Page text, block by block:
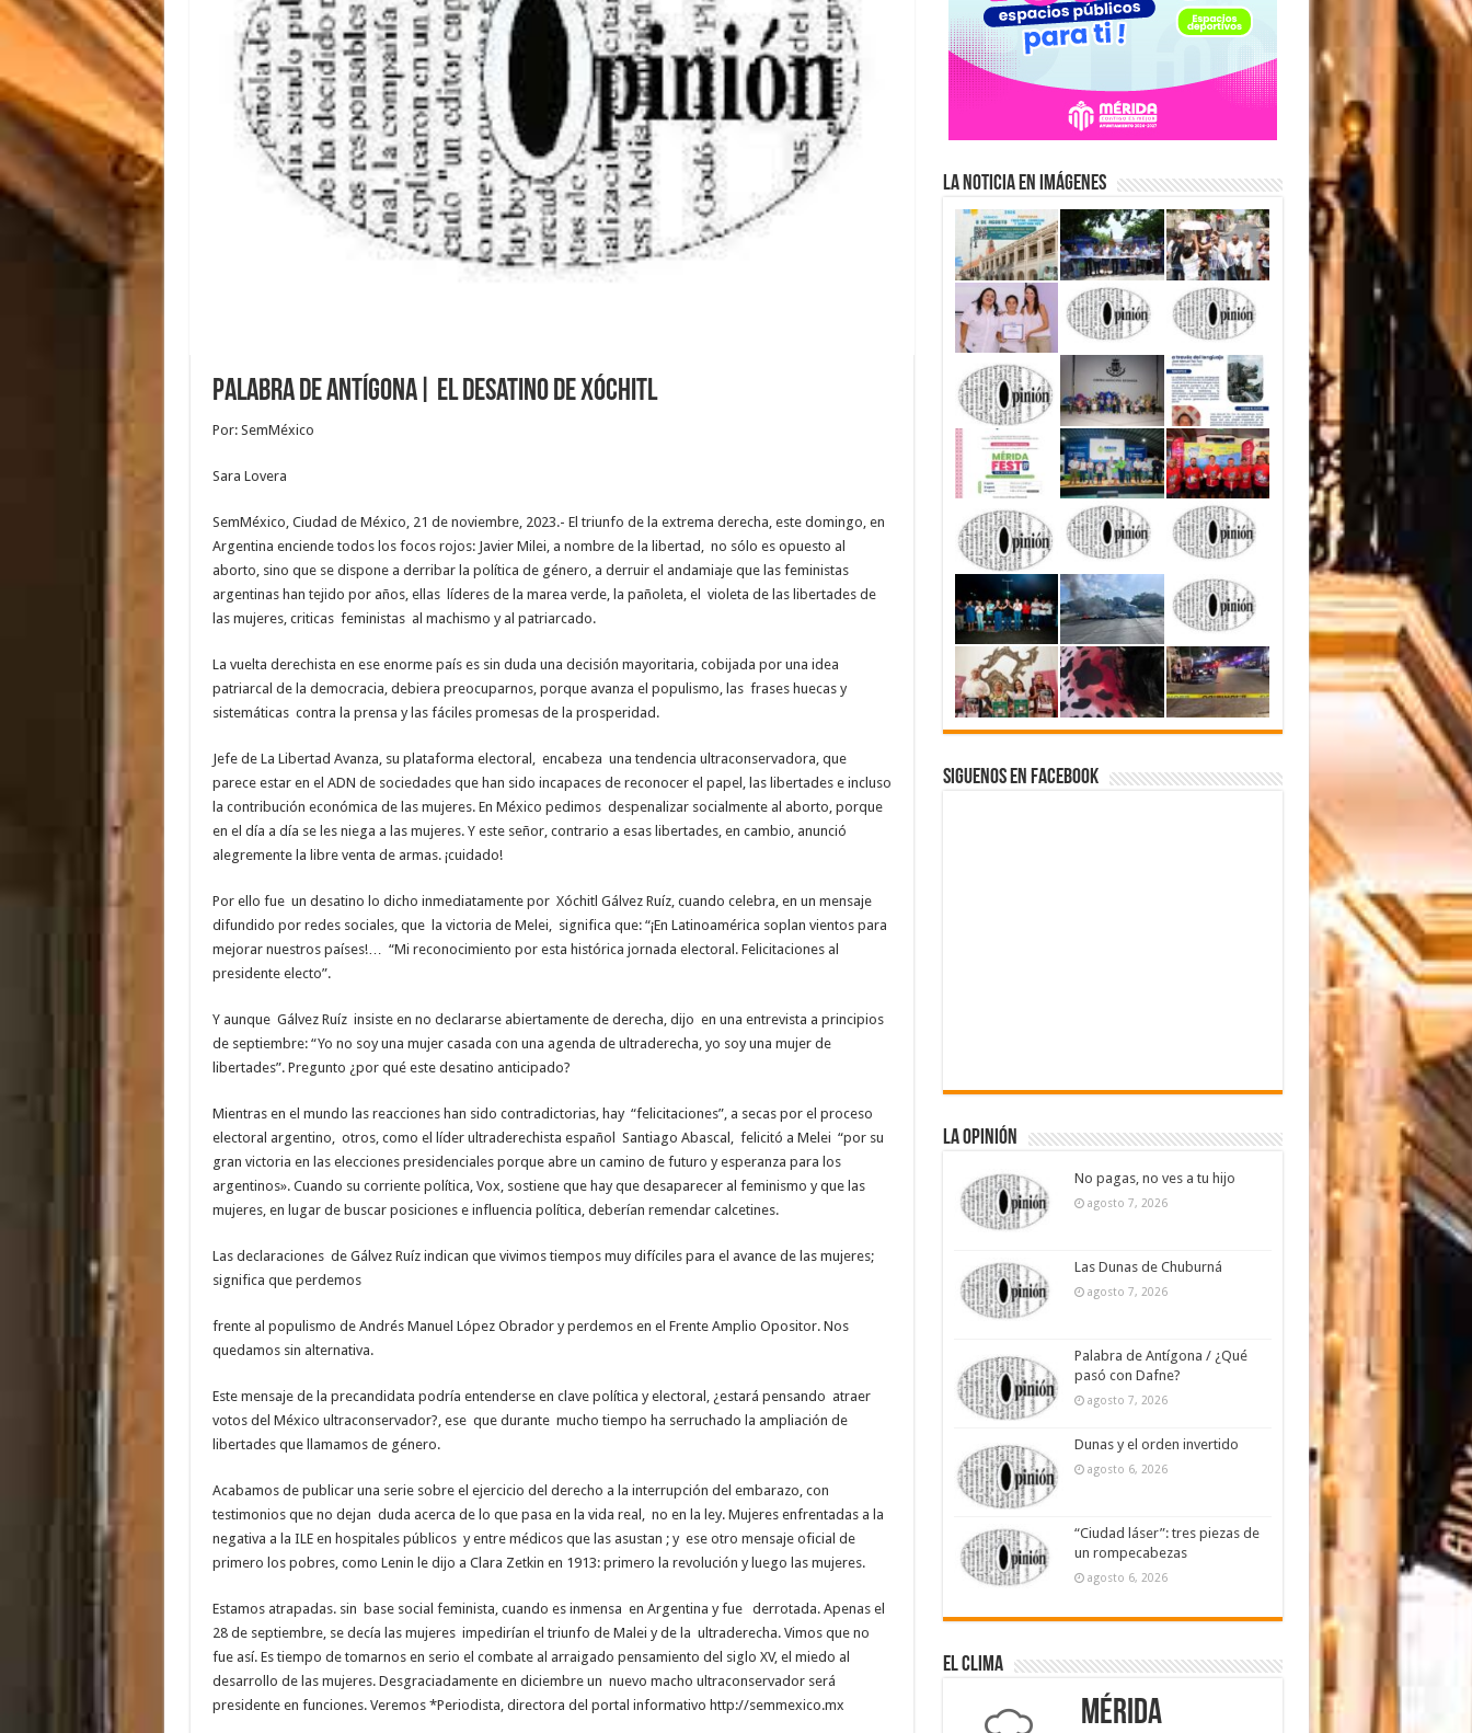
Palabra de Antígona| El desatino de Xóchitl
Por: SemMéxico
Sara Lovera
SemMéxico, Ciudad de México, 21 de noviembre, 2023.- El triunfo de la extrema derecha, este domingo, en
Argentina enciende todos los focos rojos: Javier Milei, a nombre de la libertad, no sólo es opuesto al
aborto, sino que se dispone a derribar la política de género, a derruir el andamiaje que las feministas
argentinas han tejido por años, ellas líderes de la marea verde, la pañoleta, el violeta de las libertades de
las mujeres, criticas feministas al machismo y al patriarcado.
La vuelta derechista en ese enorme país es sin duda una decisión mayoritaria, cobijada por una idea
patriarcal de la democracia, debiera preocuparnos, porque avanza el populismo, las frases huecas y
sistemáticas contra la prensa y las fáciles promesas de la prosperidad.
Jefe de La Libertad Avanza, su plataforma electoral, encabeza una tendencia ultraconservadora, que
parece estar en el ADN de sociedades que han sido incapaces de reconocer el papel, las libertades e incluso
la contribución económica de las mujeres. En México pedimos despenalizar socialmente al aborto, porque
en el día a día se les niega a las mujeres. Y este señor, contrario a esas libertades, en cambio, anunció
alegremente la libre venta de armas. ¡cuidado!
Por ello fue un desatino lo dicho inmediatamente por Xóchitl Gálvez Ruíz, cuando celebra, en un mensaje
difundido por redes sociales, que la victoria de Melei, significa que: “¡En Latinoamérica soplan vientos para
mejorar nuestros países!… “Mi reconocimiento por esta histórica jornada electoral. Felicitaciones al
presidente electo”.
Y aunque Gálvez Ruíz insiste en no declararse abiertamente de derecha, dijo en una entrevista a principios
de septiembre: “Yo no soy una mujer casada con una agenda de ultraderecha, yo soy una mujer de
libertades”. Pregunto ¿por qué este desatino anticipado?
Mientras en el mundo las reacciones han sido contradictorias, hay “felicitaciones”, a secas por el proceso
electoral argentino, otros, como el líder ultraderechista español Santiago Abascal, felicitó a Melei “por su
gran victoria en las elecciones presidenciales porque abre un camino de futuro y esperanza para los
argentinos». Cuando su corriente política, Vox, sostiene que hay que desaparecer al feminismo y que las
mujeres, en lugar de buscar posiciones e influencia política, deberían remendar calcetines.
Las declaraciones de Gálvez Ruíz indican que vivimos tiempos muy difíciles para el avance de las mujeres;
significa que perdemos
frente al populismo de Andrés Manuel López Obrador y perdemos en el Frente Amplio Opositor. Nos
quedamos sin alternativa.
Este mensaje de la precandidata podría entenderse en clave política y electoral, ¿estará pensando atraer
votos del México ultraconservador?, ese que durante mucho tiempo ha serruchado la ampliación de
libertades que llamamos de género.
Acabamos de publicar una serie sobre el ejercicio del derecho a la interrupción del embarazo, con
testimonios que no dejan duda acerca de lo que pasa en la vida real, no en la ley. Mujeres enfrentadas a la
negativa a la ILE en hospitales públicos y entre médicos que las asustan ; y ese otro mensaje oficial de
primero los pobres, como Lenin le dijo a Clara Zetkin en 1913: primero la revolución y luego las mujeres.
Estamos atrapadas. sin base social feminista, cuando es inmensa en Argentina y fue derrotada. Apenas el
28 de septiembre, se decía las mujeres impedirían el triunfo de Malei y de la ultraderecha. Vimos que no
fue así. Es tiempo de tomarnos en serio el combate al arraigado pensamiento del siglo XV, el miedo al
desarrollo de las mujeres. Desgraciadamente en diciembre un nuevo macho ultraconservador será
presidente en funciones. Veremos *Periodista, directora del portal informativo http://semmexico.mx
La Noticia en Imágenes
Siguenos en Facebook
La Opinión
No pagas, no ves a tu hijo
agosto 7, 2026
Las Dunas de Chuburná
agosto 7, 2026
Palabra de Antígona / ¿Qué
pasó con Dafne?
agosto 7, 2026
Dunas y el orden invertido
agosto 6, 2026
“Ciudad láser”: tres piezas de
un rompecabezas
agosto 6, 2026
El Clima
Mérida